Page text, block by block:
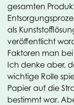
gesamten
als
veröffentlicht
Faktoren man
Ich denke aber,
wichtige Rolle
Papier auf die
bestimmt war.